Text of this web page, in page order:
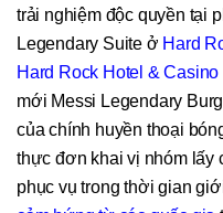
trải nghiệm độc quyền tại
Legendary Suite ở Hard
Hard Rock Hotel &
mới Messi Legendary
của chính huyền thoại
thực đơn khai vị nhóm
phục vụ trong thời gian